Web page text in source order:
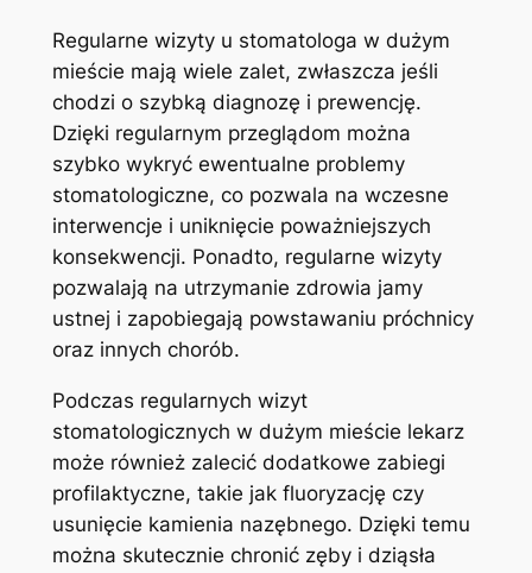
Regularne wizyty​ u stomatologa w dużym⁢
mieście​ mają‌ wiele zalet, zwłaszcza jeśli
chodzi o szybką diagnozę i prewencję.
Dzięki regularnym⁢ przeglądom można
szybko wykryć ewentualne problemy
stomatologiczne, co pozwala na wczesne
interwencje‌ i uniknięcie poważniejszych
konsekwencji. Ponadto, regularne wizyty
pozwalają na utrzymanie zdrowia ‌jamy
ustnej i zapobiegają powstawaniu próchnicy
⁢oraz⁢ innych chorób.
Podczas regularnych wizyt
stomatologicznych w⁣ dużym mieście lekarz
może również zalecić dodatkowe ⁣zabiegi
profilaktyczne, takie⁤ jak⁤ fluoryzację czy
usunięcie kamienia nazębnego. Dzięki temu
‍można skutecznie ⁣chronić zęby i dziąsła